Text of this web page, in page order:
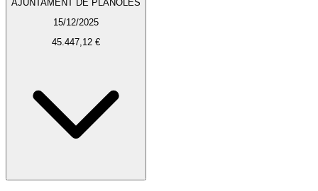
AJUNTAMENT DE PLANOLES
15/12/2025
45.447,12 €